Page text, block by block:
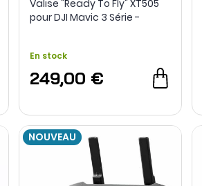
Valise "Ready To Fly" XT505
pour DJI Mavic 3 Série -
En stock
249,00 €
NOUVEAU